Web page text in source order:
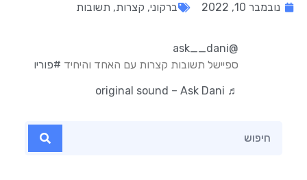
נובמבר 10, 2022 ברקוני, קצרות, תשובות
@ask__dani
ספיישל תשובות קצרות עם האחד והיחיד #פוריו
♬ original sound – Ask Dani